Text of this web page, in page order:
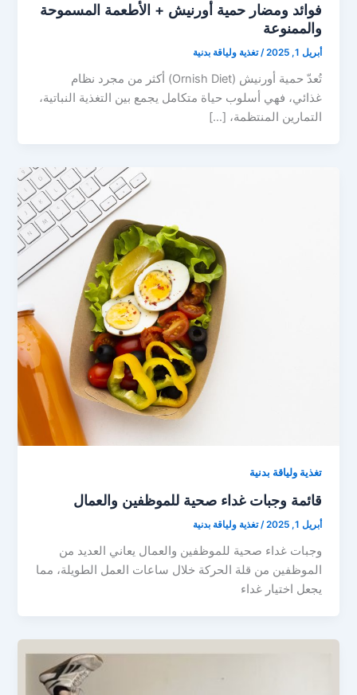
فوائد ومضار حمية أورنيش + الأطعمة المسموحة
والممنوعة
أبريل 1, 2025 /تغذية ولياقة بدنية
تُعدّ حمية أورنيش (Ornish Diet) أكثر من مجرد نظام
غذائي، فهي أسلوب حياة متكامل يجمع بين التغذية النباتية،
التمارين المنتظمة، […]
تغذية ولياقة بدنية
قائمة وجبات غداء صحية للموظفين والعمال
أبريل 1, 2025 /تغذية ولياقة بدنية
وجبات غداء صحية للموظفين والعمال يعاني العديد من
الموظفين من قلة الحركة خلال ساعات العمل الطويلة، مما
يجعل اختيار غداء